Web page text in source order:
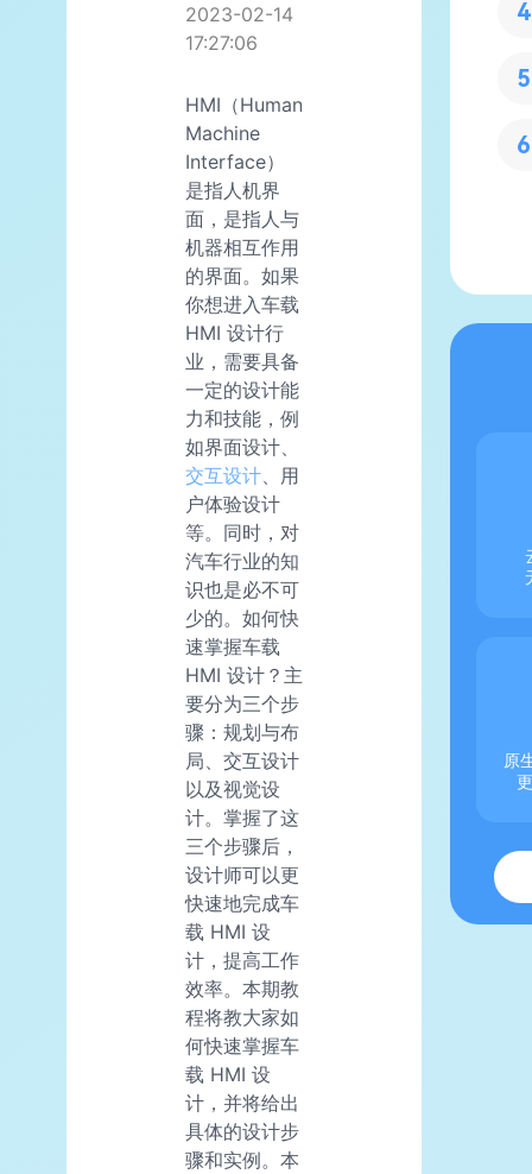
2023-02-14
17:27:06
HMI（Human
Machine
Interface）
是指人机界
面，是指人与
机器相互作用
的界面。如果
你想进入车载
HMI 设计行
业，需要具备
一定的设计能
力和技能，例
如界面设计、
交互设计、用
户体验设计
等。同时，对
汽车行业的知
识也是必不可
少的。如何快
速掌握车载
HMI 设计？主
要分为三个步
骤：规划与布
局、交互设计
以及视觉设
计。掌握了这
三个步骤后，
设计师可以更
快速地完成车
载 HMI 设
计，提高工作
效率。本期教
程将教大家如
何快速掌握车
载 HMI 设
计，并将给出
具体的设计步
骤和实例。本
原